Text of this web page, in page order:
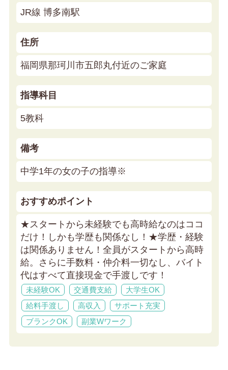
JR線 博多南駅
住所
福岡県那珂川市五郎丸付近のご家庭
指導科目
5教科
備考
中学1年の女の子の指導※
おすすめポイント
★スタートから未経験でも高時給なのはココ
だけ！しかも学歴も関係なし！★学歴・経験
は関係ありません！全員がスタートから高時
給。さらに手数料・仲介料一切なし、バイト
代はすべて直接現金で手渡しです！
未経験OK 交通費支給
大学生OK
給料手渡し
高収入
サポート充実
ブランクOK
副業Wワーク